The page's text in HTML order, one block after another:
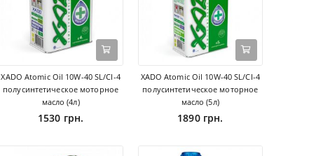
XADO Atomic Oil 10W-40 SL/CI-4
полусинтетическое моторное
масло (4л)
1530 грн.
XADO Atomic Oil 10W-40 SL/CI-4
полусинтетическое моторное
масло (5л)
1890 грн.